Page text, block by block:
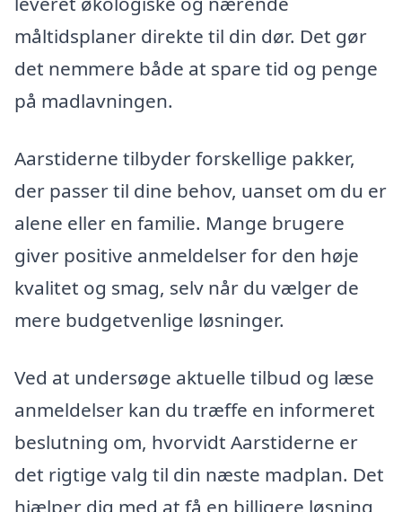
måltidsplaner direkte til din dør. Det gør
det nemmere både at spare tid og penge
på madlavningen.
Aarstiderne tilbyder forskellige pakker,
der passer til dine behov, uanset om du er
alene eller en familie. Mange brugere
giver positive anmeldelser for den høje
kvalitet og smag, selv når du vælger de
mere budgetvenlige løsninger.
Ved at undersøge aktuelle tilbud og læse
anmeldelser kan du træffe en informeret
beslutning om, hvorvidt Aarstiderne er
det rigtige valg til din næste madplan. Det
hjælper dig med at få en billigere løsning